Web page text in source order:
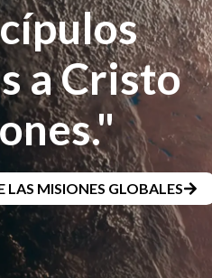
a Cristo
MISIONES GLOBALES